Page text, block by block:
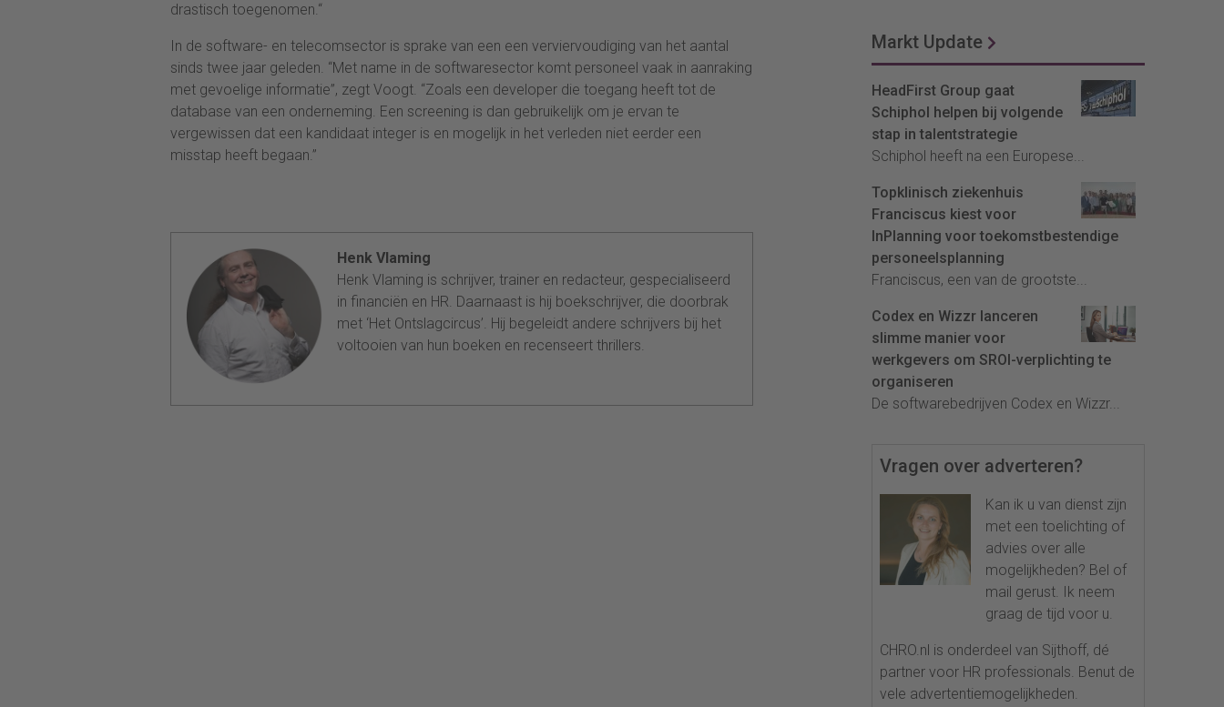
drastisch toegenomen.“
In de software- en telecomsector is sprake van een een verviervoudiging van het aantal
sinds twee jaar geleden. “Met name in de softwaresector komt personeel vaak in aanraking
met gevoelige informatie”, zegt Voogt. “Zoals een developer die toegang heeft tot de
database van een onderneming. Een screening is dan gebruikelijk om je ervan te
vergewissen dat een kandidaat integer is en mogelijk in het verleden niet eerder een
misstap heeft begaan.”
Henk Vlaming
Henk Vlaming is schrijver, trainer en redacteur, gespecialiseerd
in financiën en HR. Daarnaast is hij boekschrijver, die doorbrak
met ‘Het Ontslagcircus’. Hij begeleidt andere schrijvers bij het
voltooien van hun boeken en recenseert thrillers.
Markt Update
HeadFirst Group gaat
Schiphol helpen bij volgende
stap in talentstrategie
Schiphol heeft na een Europese...
Topklinisch ziekenhuis
Franciscus kiest voor
InPlanning voor toekomstbestendige
personeelsplanning
Franciscus, een van de grootste...
Codex en Wizzr lanceren
slimme manier voor
werkgevers om SROI-verplichting te
organiseren
De softwarebedrijven Codex en Wizzr...
Vragen over adverteren?
Kan ik u van dienst zijn
met een toelichting of
advies over alle
mogelijkheden? Bel of
mail gerust. Ik neem
graag de tijd voor u.
CHRO.nl is onderdeel van Sijthoff, dé
partner voor HR professionals. Benut de
vele advertentiemogelijkheden.